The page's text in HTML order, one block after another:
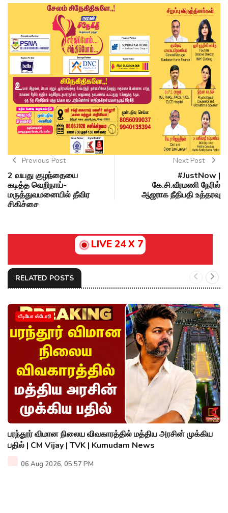
Previous Post
2 வயது குழந்தையை
கடித்த வெறிநாய்-
மருத்துவமனையில் தீவிர
சிகிச்சை
Next Post
#JustNow |
கே.சி.வீரமணி நேரில்
ஆஜராக நீதிபதி உத்தரவு
LIVE 24 X 7
RELATED POSTS
வீடியோ ஸ்டோரி
பரந்தூர் விமான நிலைய விவகாரத்தில் மத்திய அரசின் முக்கிய
பதில் | CM Vijay | TVK | Kumudam News
06 Aug 2026, 05:57 PM